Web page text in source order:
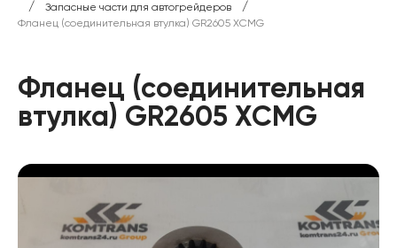
/ Запасные части для автогрейдеров /
Фланец (соединительная втулка) GR2605 XCMG
Фланец (соединительная
втулка) GR2605 XCMG